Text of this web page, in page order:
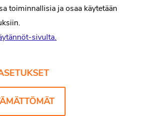
toiminnallisia ja osaa käytetään
sivulta.